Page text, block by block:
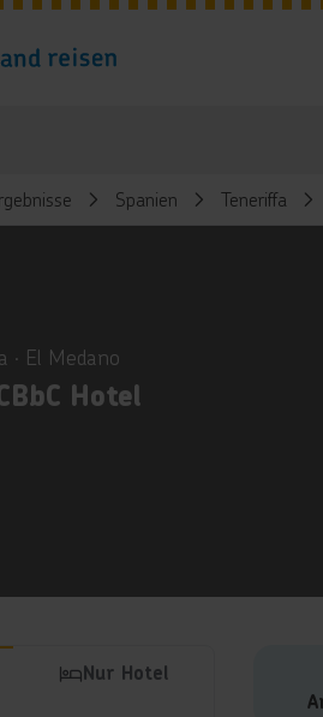
Spanien Teneriffa
∙ El Medano
Hotel
Nur Hotel